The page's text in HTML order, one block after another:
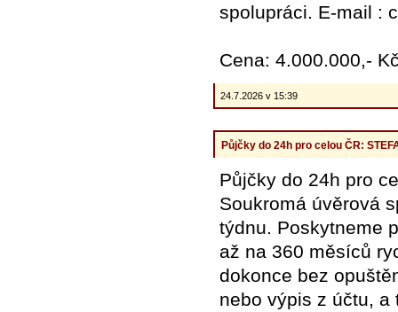
spolupráci. E-mail :
Cena: 4.000.000,-
24.7.2026 v 15:39
Půjčky do 24h pro celou ČR:
Půjčky do 24h pro
Soukromá úvěrová
týdnu. Poskytneme
až na 360 měsíců
dokonce bez
nebo výpis z účtu,